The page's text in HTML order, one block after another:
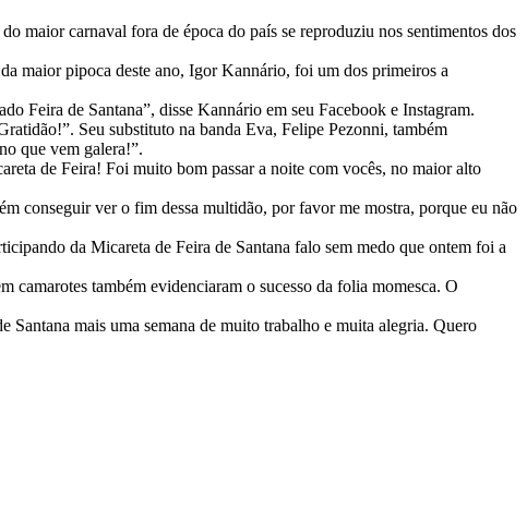
maior carnaval fora de época do país se reproduziu nos sentimentos dos
maior pipoca deste ano, Igor Kannário, foi um dos primeiros a
Feira de Santana”, disse Kannário em seu Facebook e Instagram.
Seu substituto na banda Eva, Felipe Pezonni, também
que vem galera!”.
de Feira! Foi muito bom passar a noite com vocês, no maior alto
conseguir ver o fim dessa multidão, por favor me mostra, porque eu não
da Micareta de Feira de Santana falo sem medo que ontem foi a
camarotes também evidenciaram o sucesso da folia momesca. O
Santana mais uma semana de muito trabalho e muita alegria. Quero